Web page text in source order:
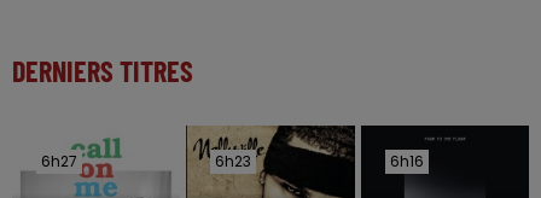
DERNIERS TITRES
6h27
6h27 6h23
6h23 6h16
6h16